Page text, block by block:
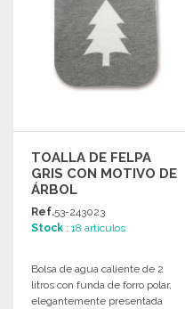
TOALLA DE FELPA
GRIS CON MOTIVO DE
ÁRBOL
Ref.53-243023
Stock : 18 artículos
Bolsa de agua caliente de 2
litros con funda de forro polar,
elegantemente presentada